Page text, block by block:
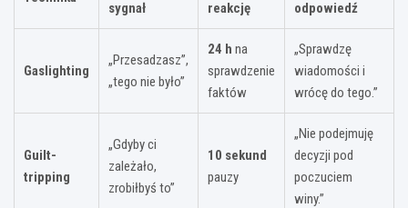
sygnał
reakcję
odpowiedź
Gaslighting
„Przesadzasz”,
„tego nie było”
24 h na
sprawdzenie
faktów
„Sprawdzę
wiadomości i
wrócę do tego.”
Guilt-
tripping
„Gdyby ci
zależało,
zrobiłbyś to”
10 sekund
pauzy
„Nie podejmuję
decyzji pod
poczuciem
winy.”